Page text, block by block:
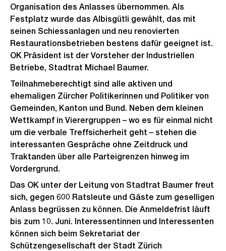
Organisation des Anlasses übernommen. Als
Festplatz wurde das Albisgütli gewählt, das mit
seinen Schiessanlagen und neu renovierten
Restaurationsbetrieben bestens dafür geeignet ist.
OK Präsident ist der Vorsteher der Industriellen
Betriebe, Stadtrat Michael Baumer.
Teilnahmeberechtigt sind alle aktiven und
ehemaligen Zürcher Politikerinnen und Politiker von
Gemeinden, Kanton und Bund. Neben dem kleinen
Wettkampf in Vierergruppen – wo es für einmal nicht
um die verbale Treffsicherheit geht – stehen die
interessanten Gespräche ohne Zeitdruck und
Traktanden über alle Parteigrenzen hinweg im
Vordergrund.
Das OK unter der Leitung von Stadtrat Baumer freut
sich, gegen 600 Ratsleute und Gäste zum geselligen
Anlass begrüssen zu können. Die Anmeldefrist läuft
bis zum 10. Juni. Interessentinnen und Interessenten
können sich beim Sekretariat der
Schützengesellschaft der Stadt Zürich